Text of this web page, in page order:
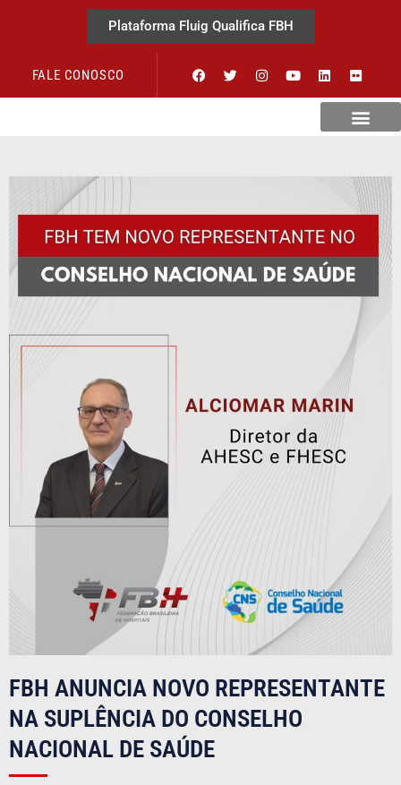
Plataforma Fluig Qualifica FBH
FALE CONOSCO
FBH ANUNCIA NOVO REPRESENTANTE
NA SUPLÊNCIA DO CONSELHO
NACIONAL DE SAÚDE